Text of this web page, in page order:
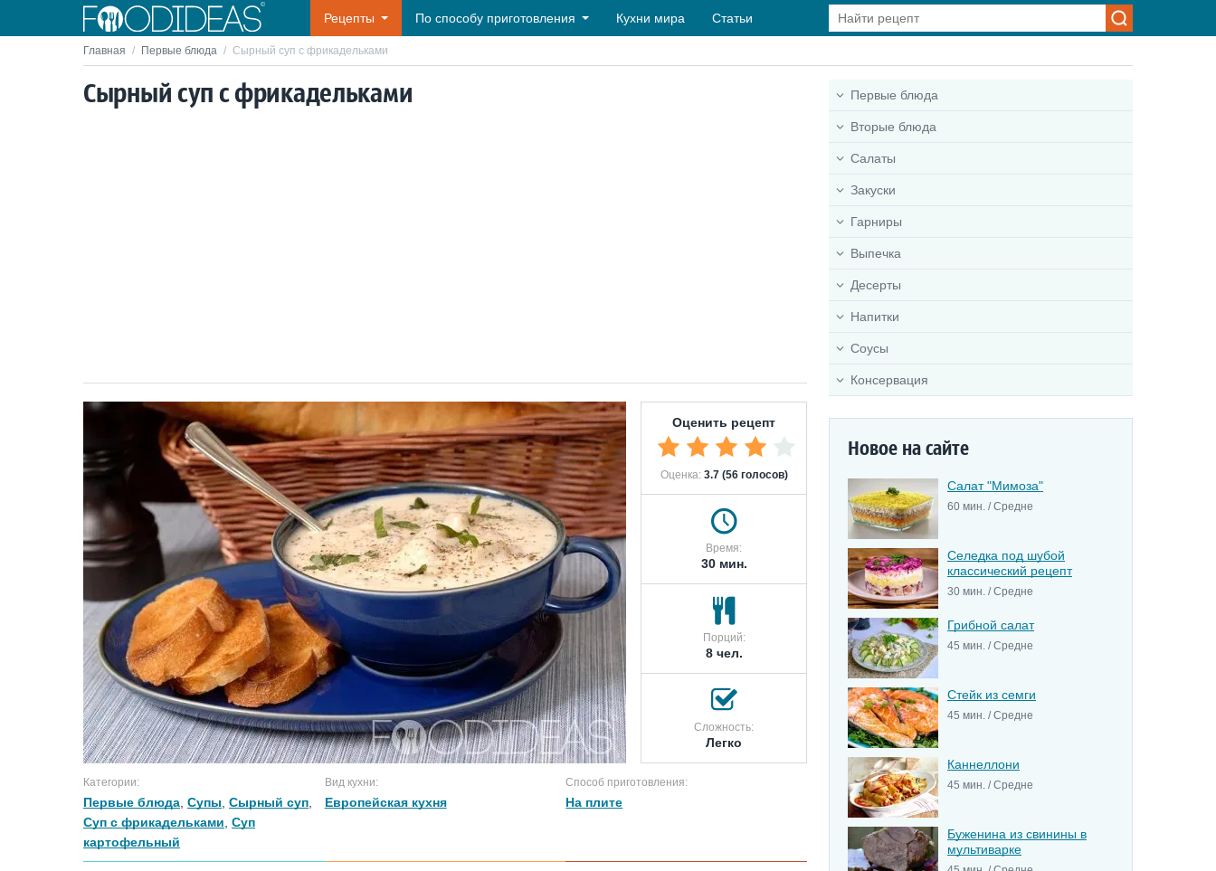
Рецепты По способу приготовления Кухни мира Статьи
Главная / Первые блюда / Сырный суп с фрикадельками
Сырный суп с фрикадельками
Оценить рецепт
Оценка: 3.7 (56 голосов)
Время:
30 мин.
Порций:
8 чел.
Сложность:
Легко
Категории:
Первые блюда Супы Сырный суп
Суп с фрикадельками Суп
картофельный
Вид кухни:
Европейская кухня
Способ приготовления:
На плите
Первые блюда
Вторые блюда
Салаты
Закуски
Гарниры
Выпечка
Десерты
Напитки
Соусы
Консервация
Новое на сайте
Салат "Мимоза"
60 мин. / Средне
Селедка под шубой
классический рецепт
30 мин. / Средне
Грибной салат
45 мин. / Средне
Стейк из семги
45 мин. / Средне
Каннеллони
45 мин. / Средне
Буженина из свинины в
мультиварке